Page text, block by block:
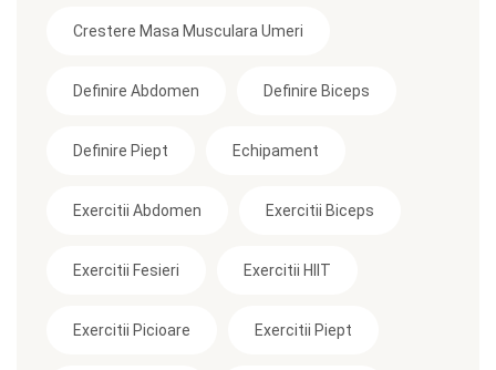
Crestere Masa Musculara Umeri
Definire Abdomen Definire Biceps
Definire Piept Echipament
Exercitii Abdomen Exercitii Biceps
Exercitii Fesieri Exercitii HIIT
Exercitii Picioare Exercitii Piept